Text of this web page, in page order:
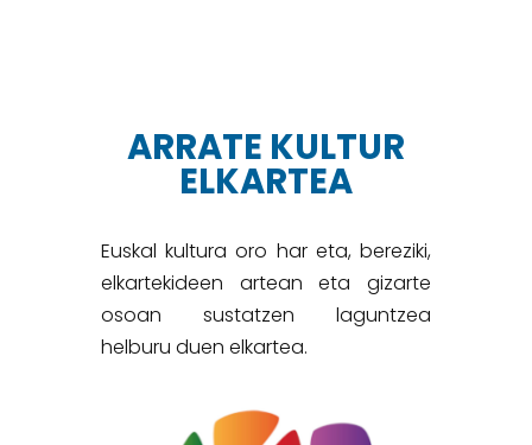
ARRATE KULTUR
ELKARTEA
Euskal kultura oro har eta, bereziki,
elkartekideen artean eta gizarte
osoan sustatzen laguntzea
helburu duen elkartea.